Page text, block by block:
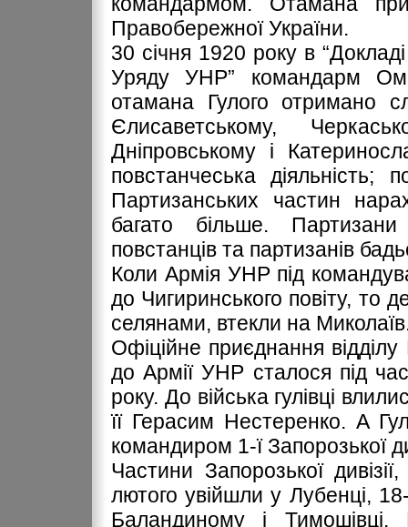
Правобережної України.
30 січня 1920 року в
Уряду УНР” командарм
отамана Гулого отримано
Єлисаветському,
Дніпровському і
повстанчеська діяльність;
Партизанських частин
багато більше.
повстанців та партизанів
Коли Армія УНР під
до Чигиринського повіту, то
селянами, втекли на
Офіційне приєднання відділу
до Армії УНР сталося під
року. До війська гулівці
її Герасим Нестеренко. А
командиром 1-ї Запорозької
Частини Запорозької
лютого увійшли у Лубенці,
Баландиному і Тимошівці.